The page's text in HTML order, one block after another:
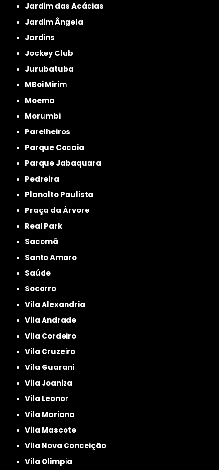
Jardim das Acácias
Jardim Ângela
Jardins
Jockey Club
Jurubatuba
MBoi Mirim
Moema
Morumbi
Parelheiros
Parque Cocaia
Parque Jabaquara
Pedreira
Planalto Paulista
Praça da Árvore
Real Park
Sacomã
Santo Amaro
Saúde
Socorro
Vila Alexandria
Vila Andrade
Vila Cordeiro
Vila Cruzeiro
Vila Guarani
Vila Joaniza
Vila Leonor
Vila Mariana
Vila Mascote
Vila Nova Conceição
Vila Olimpia